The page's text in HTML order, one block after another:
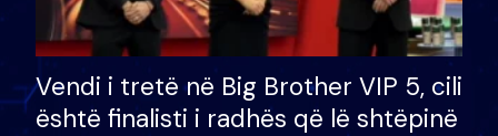
Vendi i tretë në Big Brother VIP 5, cili
është finalisti i radhës që lë shtëpinë